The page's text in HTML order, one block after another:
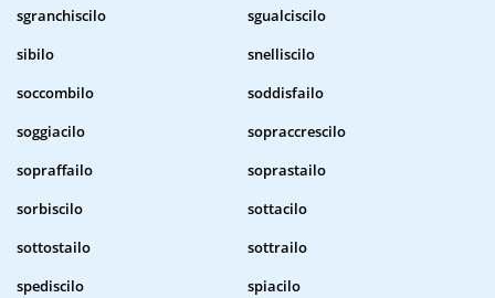
sgranchiscilo
sgualciscilo
sibilo
snelliscilo
soccombilo
soddisfailo
soggiacilo
sopraccrescilo
sopraffailo
soprastailo
sorbiscilo
sottacilo
sottostailo
sottrailo
spediscilo
spiacilo